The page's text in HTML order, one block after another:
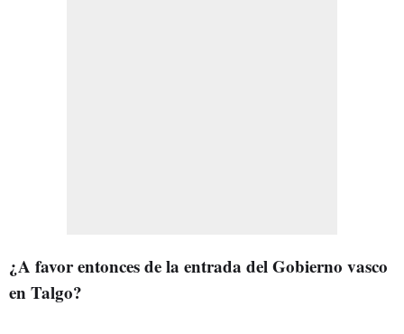
¿A favor entonces de la entrada del Gobierno vasco
en Talgo?